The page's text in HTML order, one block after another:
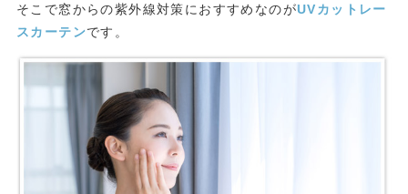
そこで窓からの紫外線対策におすすめなのがUVカットレー
スカーテンです。